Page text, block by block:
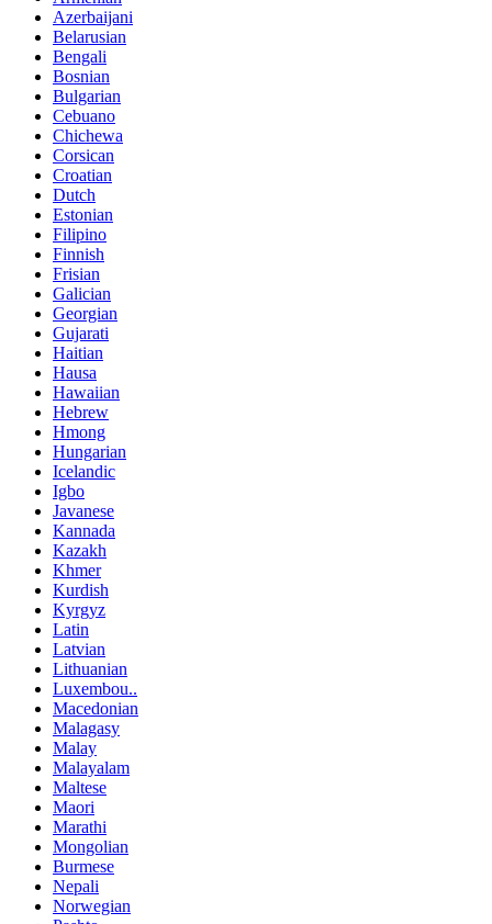
Azerbaijani
Belarusian
Bengali
Bosnian
Bulgarian
Cebuano
Chichewa
Corsican
Croatian
Dutch
Estonian
Filipino
Finnish
Frisian
Galician
Georgian
Gujarati
Haitian
Hausa
Hawaiian
Hebrew
Hmong
Hungarian
Icelandic
Igbo
Javanese
Kannada
Kazakh
Khmer
Kurdish
Kyrgyz
Latin
Latvian
Lithuanian
Luxembou..
Macedonian
Malagasy
Malay
Malayalam
Maltese
Maori
Marathi
Mongolian
Burmese
Nepali
Norwegian